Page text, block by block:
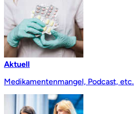
Aktuell
Medikamentenmangel, Podcast, etc.